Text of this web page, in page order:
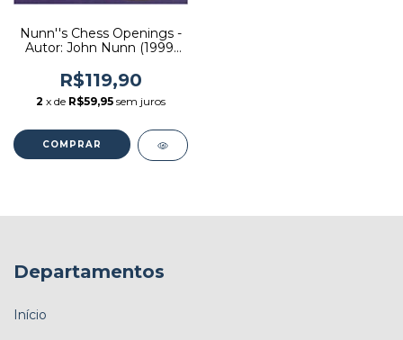
Nunn''s Chess Openings -
Autor: John Nunn (1999)
R$119,90
2 x de R$59,95 sem juros
Departamentos
Início